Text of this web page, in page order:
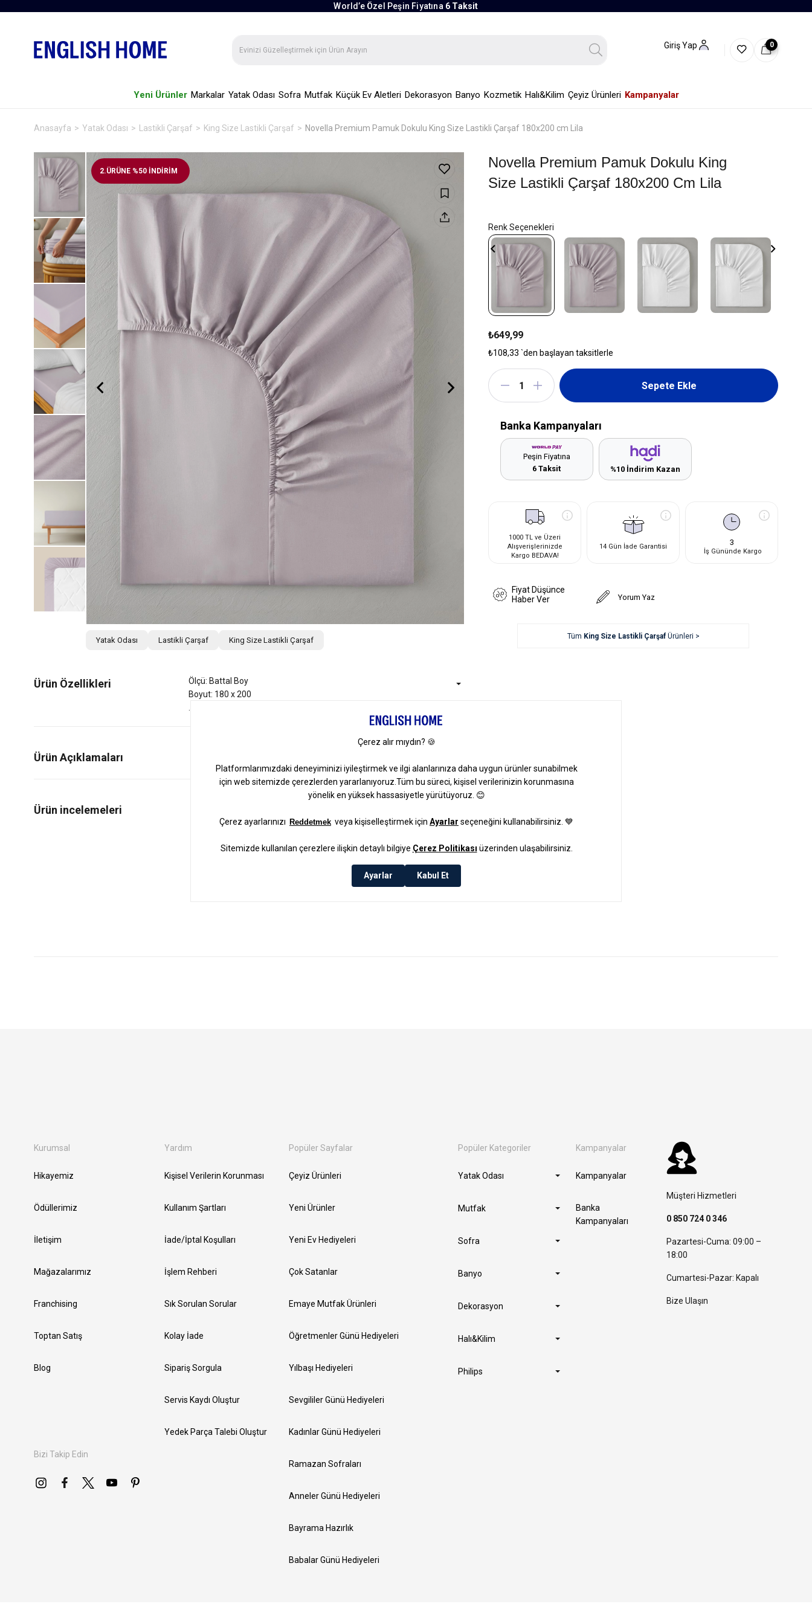
World’e Özel Peşin Fiyatına 6 Taksit
Giriş Yap 0
Yeni Ürünler Markalar Yatak Odası Sofra Mutfak Küçük Ev Aletleri Dekorasyon Banyo Kozmetik Halı&Kilim Çeyiz Ürünleri Kampanyalar
Anasayfa Yatak Odası Lastikli Çarşaf King Size Lastikli Çarşaf Novella Premium Pamuk Dokulu King Size Lastikli Çarşaf 180x200 cm Lila
2.ÜRÜNE %50 İNDİRİM
Yatak Odası Lastikli Çarşaf King Size Lastikli Çarşaf
Ürün Özellikleri
Ölçü: Battal Boy
Boyut: 180 x 200
Ürün Açıklamaları
Novella Premium Pamuk Dokulu King
Size Lastikli Çarşaf 180x200 Cm Lila
₺649,99
₺108,33 `den başlayan taksitlerle
Banka Kampanyaları
Peşin Fiyatına
6 Taksit
%10 İndirim Kazan
1000 TL ve Üzeri
Alışverişlerinizde
Kargo BEDAVA!
14 Gün İade Garantisi 3
İş Gününde Kargo
Fiyat Düşünce
Haber Ver
Yorum Yaz
Tüm King Size Lastikli ÇarşafÜrünleri >
Kurumsal
Hikayemiz
Ödüllerimiz
İletişim
Mağazalarımız
Franchising
Toptan Satış
Blog
Bizi Takip Edin
Yardım
Kişisel Verilerin Korunması
Kullanım Şartları
İade/İptal Koşulları
İşlem Rehberi
Sık Sorulan Sorular
Kolay İade
Sipariş Sorgula
Servis Kaydı Oluştur
Yedek Parça Talebi Oluştur
Popüler Sayfalar
Çeyiz Ürünleri
Yeni Ürünler
Yeni Ev Hediyeleri
Çok Satanlar
Emaye Mutfak Ürünleri
Öğretmenler Günü Hediyeleri
Yılbaşı Hediyeleri
Sevgililer Günü Hediyeleri
Kadınlar Günü Hediyeleri
Ramazan Sofraları
Anneler Günü Hediyeleri
Bayrama Hazırlık
Babalar Günü Hediyeleri
Popüler Kategoriler
Yatak Odası
Mutfak
Sofra
Banyo
Dekorasyon
Halı&Kilim
Philips
Kampanyalar
Kampanyalar
Banka
Kampanyaları
Müşteri Hizmetleri
0 850 724 0 346
Pazartesi-Cuma: 09:00 –
18:00
Cumartesi-Pazar: Kapalı
Bize Ulaşın